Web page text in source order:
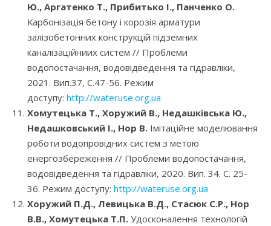
Ю., Аргатенко Т., Прибитько І., Панченко О.
Карбонізація бетону і корозія арматури
залізобетонних конструкцій підземних
каналізаційниих систем // Проблеми
водопостачання, водовідведення та гідравліки,
2021. Вип.37, С.47-56. Режим
доступу: http://wateruse.org.ua
Хомутецька Т., Хоружий В., Недашківська Ю.,
Недашковський І., Нор В. Імітаційне моделювання
роботи водопровідних систем з метою
енергозбереження // Проблеми водопостачання,
водовідведення та гідравліки, 2020. Вип. 34. С. 25-
36. Режим доступу: http://wateruse.org.ua
Хоружий П.Д., Левицька В.Д., Стасюк С.Р., Нор
В.В., Хомутецька Т.П. Удосконалення технологій